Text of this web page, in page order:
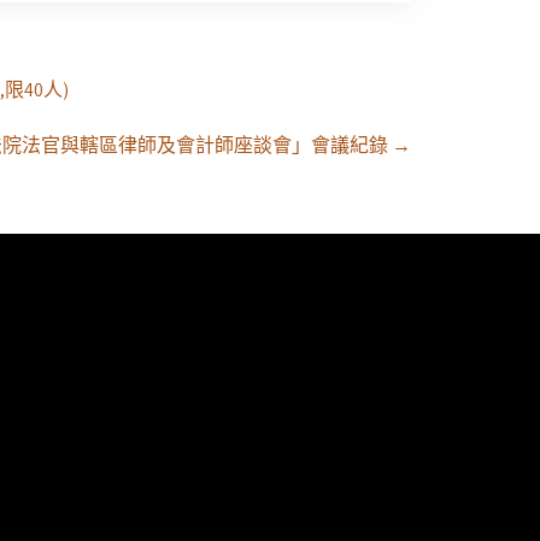
40人)
法官與轄區律師及會計師座談會」會議紀錄 →